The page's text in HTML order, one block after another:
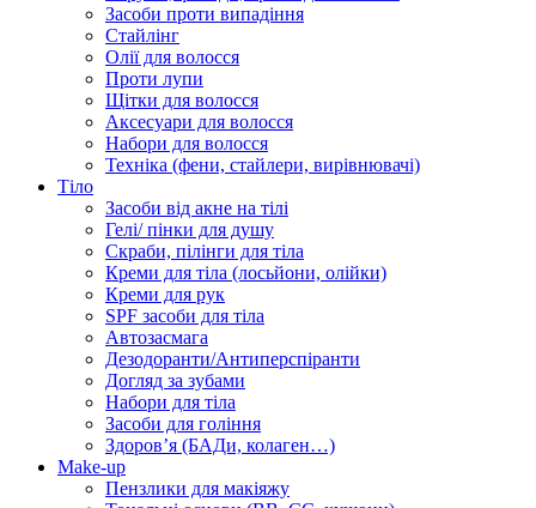
Засоби проти випадіння
Стайлінг
Олії для волосся
Проти лупи
Щітки для волосся
Аксесуари для волосся
Набори для волосся
Техніка (фени, стайлери, вирівнювачі)
Тіло
Засоби від акне на тілі
Гелі/ пінки для душу
Скраби, пілінги для тіла
Креми для тіла (лосьйони, олійки)
Креми для рук
SPF засоби для тіла
Автозасмага
Дезодоранти/Антиперспіранти
Догляд за зубами
Набори для тіла
Засоби для гоління
Здоровʼя (БАДи, колаген…)
Make-up
Пензлики для макіяжу